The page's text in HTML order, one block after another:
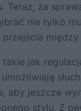
Teraz, za
nie tylko
jak
aby jeszcze
stylu. Z